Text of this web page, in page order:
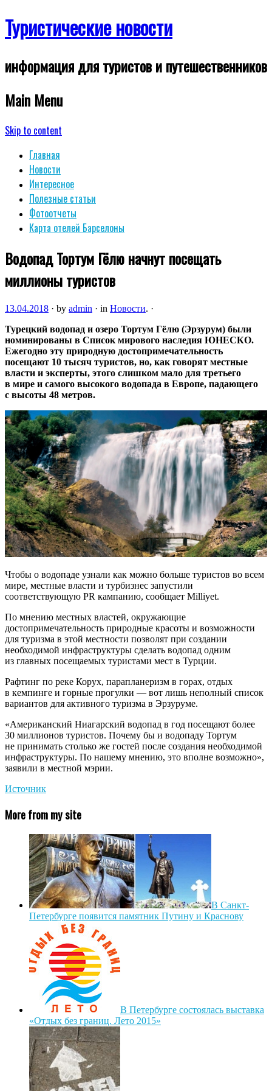
Туристические новости
информация для туристов и путешественников
Main Menu
Skip to content
Главная
Новости
Интересное
Полезные статьи
Фотоотчеты
Карта отелей Барселоны
Водопад Тортум Гёлю начнут посещать
миллионы туристов
13.04.2018 · by admin · in Новости. ·
Турецкий водопад и озеро Тортум Гёлю (Эрзурум) были
номинированы в Список мирового наследия ЮНЕСКО.
Ежегодно эту природную достопримечательность
посещают 10 тысяч туристов, но, как говорят местные
власти и эксперты, этого слишком мало для третьего
в мире и самого высокого водопада в Европе, падающего
с высоты 48 метров.
Чтобы о водопаде узнали как можно больше туристов во всем
мире, местные власти и турбизнес запустили
соответствующую PR кампанию, сообщает Milliyet.
По мнению местных властей, окружающие
достопримечательность природные красоты и возможности
для туризма в этой местности позволят при создании
необходимой инфраструктуры сделать водопад одним
из главных посещаемых туристами мест в Турции.
Рафтинг по реке Корух, парапланеризм в горах, отдых
в кемпинге и горные прогулки — вот лишь неполный список
вариантов для активного туризма в Эрзуруме.
«Американский Ниагарский водопад в год посещают более
30 миллионов туристов. Почему бы и водопаду Тортум
не принимать столько же гостей после создания необходимой
инфраструктуры. По нашему мнению, это вполне возможно»,
заявили в местной мэрии.
Источник
More from my site
В Санкт-
Петербурге появится памятник Путину и Краснову
В Петербурге состоялась выставка
«Отдых без границ. Лето 2015»